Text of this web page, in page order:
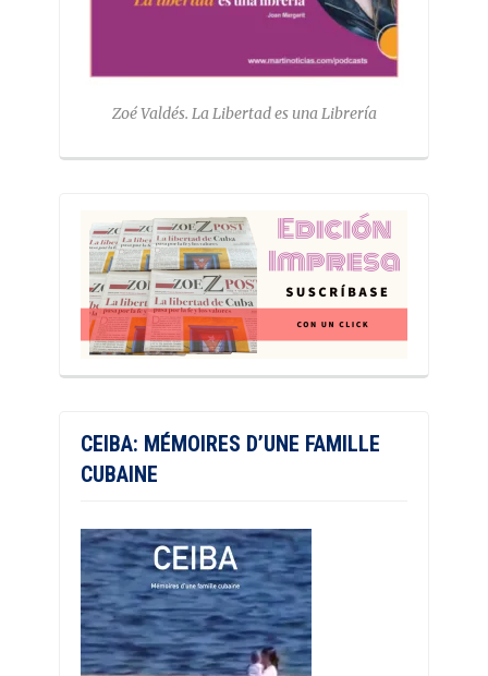
Zoé Valdés. La Libertad es una Librería
CEIBA: MÉMOIRES D’UNE FAMILLE
CUBAINE